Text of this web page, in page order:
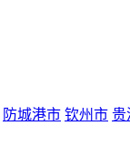
防城港市 钦州市 贵